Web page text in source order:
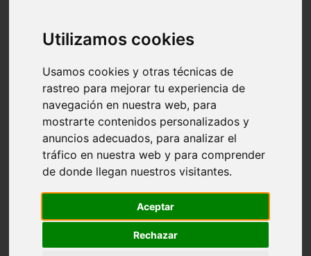
Utilizamos cookies
Usamos cookies y otras técnicas de
rastreo para mejorar tu experiencia de
navegación en nuestra web, para
mostrarte contenidos personalizados y
anuncios adecuados, para analizar el
tráfico en nuestra web y para comprender
de donde llegan nuestros visitantes.
Aceptar
Rechazar
protagonistas
reptiles
adopci n
higiene
snacks
acuario
comercios
estanques
viajar
cr a
especies invasoras